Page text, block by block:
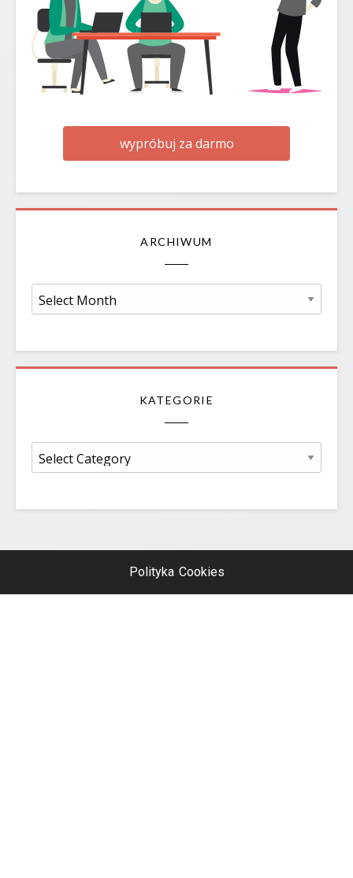
wypróbuj za darmo
ARCHIWUM
Archiwum
KATEGORIE
Kategorie
Polityka Cookies